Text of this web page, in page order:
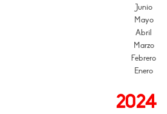
Junio
Mayo
Abril
Marzo
Febrero
Enero
2024